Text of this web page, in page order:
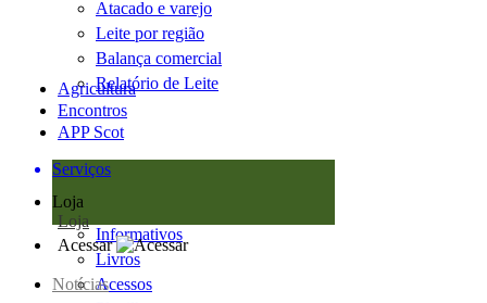
Atacado e varejo
Leite por região
Balança comercial
Relatório de Leite
Agricultura
Encontros
APP Scot
Serviços
Loja
Loja
Informativos
Livros
Acessos
Acessar
Notícias